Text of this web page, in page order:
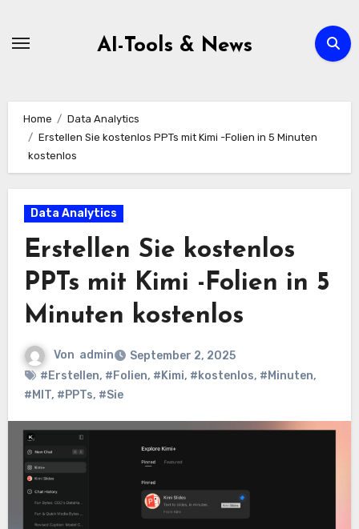
AI-Tools & News
Home
Data Analytics
Erstellen Sie kostenlos PPTs mit Kimi -Folien in 5 Minuten
kostenlos
Data Analytics
Erstellen Sie kostenlos
PPTs mit Kimi -Folien in 5
Minuten kostenlos
Von admin
September 2, 2025
#Erstellen, #Folien, #Kimi, #kostenlos, #Minuten,
#MIT, #PPTs, #Sie